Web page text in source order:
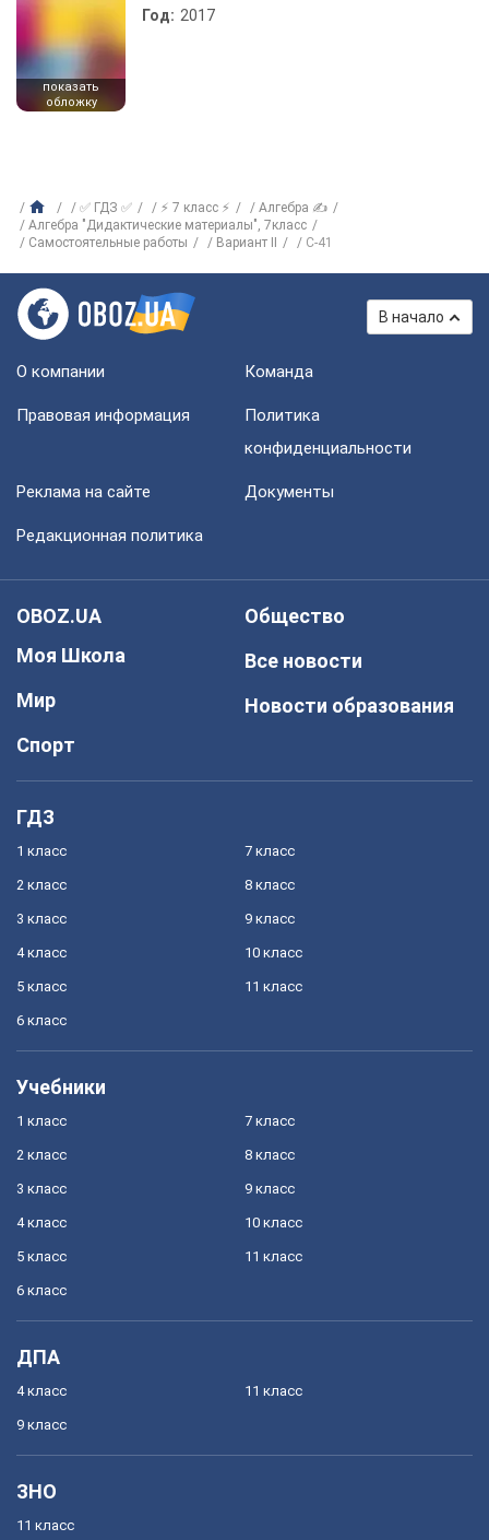
показать
обложку
Год: 2017
✅ ГДЗ ✅ ⚡ 7 класс ⚡
Алгебра ✍
Алгебра "Дидактические материалы", 7класс
Самостоятельные работы
Вариант II С-41
В начало
О компании Команда
Правовая информация
Политика
конфиденциальности
Реклама на сайте Документы
Редакционная политика
OBOZ.UA
Моя Школа
Мир
Спорт
Общество
Все новости
Новости образования
ГДЗ
1 класс
2 класс
3 класс
4 класс
5 класс
6 класс
7 класс
8 класс
9 класс
10 класс
11 класс
Учебники
1 класс
2 класс
3 класс
4 класс
5 класс
6 класс
7 класс
8 класс
9 класс
10 класс
11 класс
ДПА
4 класс
9 класс
11 класс
ЗНО
11 класс